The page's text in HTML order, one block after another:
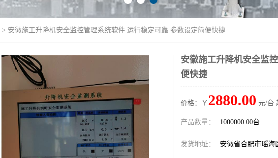
> 安徽施工升降机安全监控管理系统软件 运行稳定可靠 参数设定简便快捷
安徽施工升降机安全监
便快捷
价格：￥ 2880.00 元/台
产品数量： 1000000.00台
发货地址： 安徽省合肥市瑶海